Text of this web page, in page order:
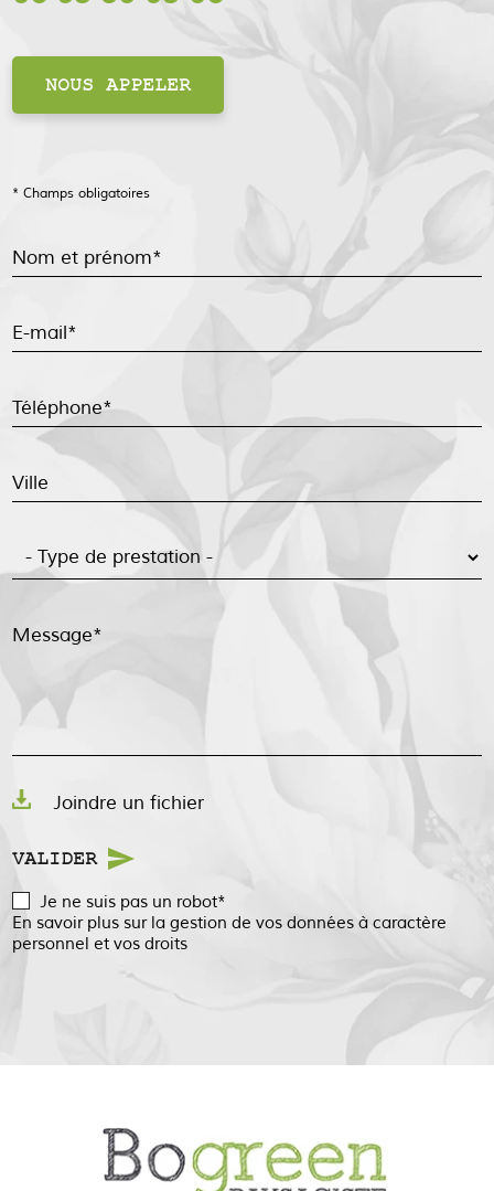
NOUS APPELER
* Champs obligatoires
Nom et prénom*
E-mail*
Téléphone*
Ville
Message*
Joindre un fichier
VALIDER
Je ne suis pas un robot*
En savoir plus sur la gestion de vos données à caractère
personnel et vos droits